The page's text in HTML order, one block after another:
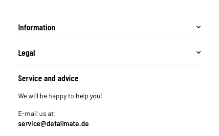
Information
Legal
Service and advice
We will be happy to help you!
E-mail us at:
service@detailmate.de